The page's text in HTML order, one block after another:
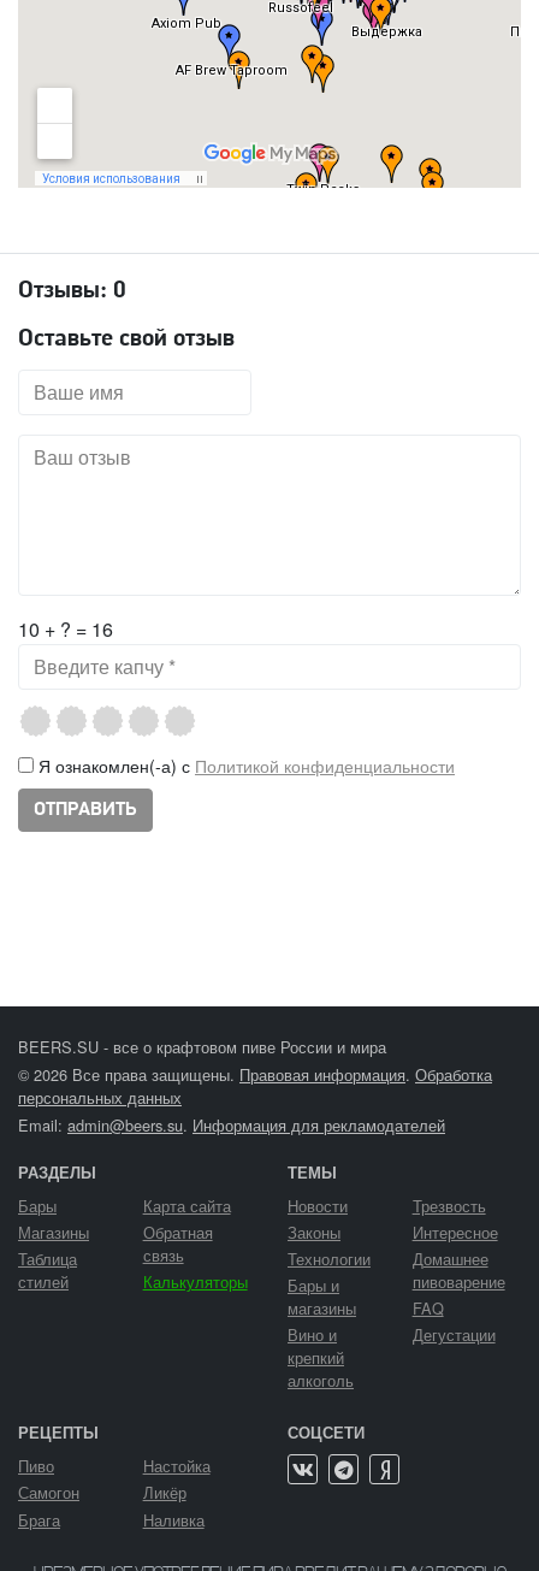
Отзывы: 0
Оставьте свой отзыв
10 + ? = 16
Я ознакомлен(-а) с Политикой конфиденциальности
BEERS.SU - все о крафтовом пиве России и мира
© 2026 Все права защищены. Правовая информация. Обработка
персональных данных
Email: admin@beers.su. Информация для рекламодателей
РАЗДЕЛЫ
Бары
Магазины
Таблица
стилей
Карта сайта
Обратная
связь
Калькуляторы
ТЕМЫ
Новости
Законы
Технологии
Бары и
магазины
Вино и
крепкий
алкоголь
Трезвость
Интересное
Домашнее
пивоварение
FAQ
Дегустации
РЕЦЕПТЫ
Пиво
Самогон
Брага
Настойка
Ликёр
Наливка
СОЦСЕТИ